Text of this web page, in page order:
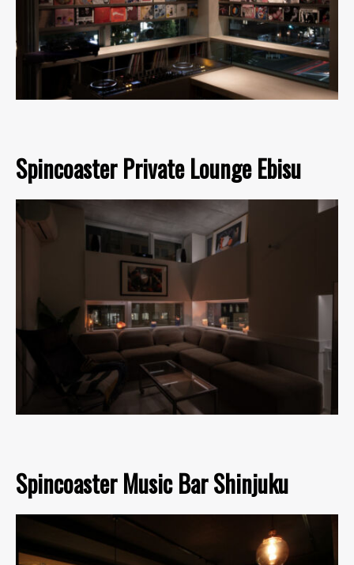
Spincoaster Private Lounge Ebisu
Spincoaster Music Bar Shinjuku